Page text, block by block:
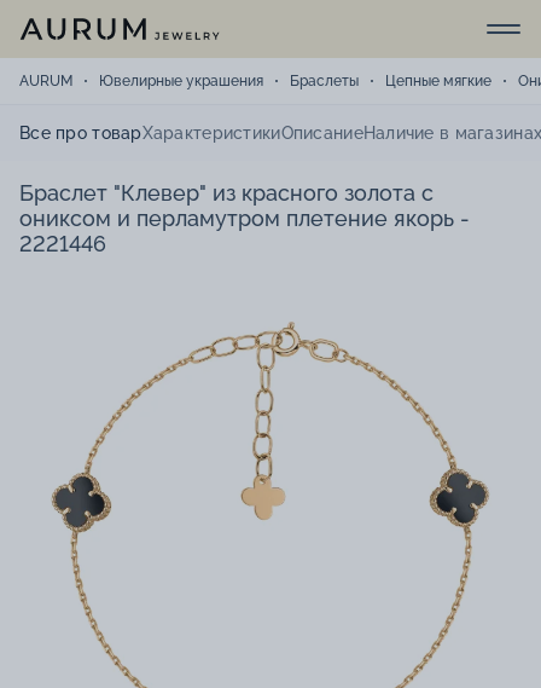
AURUM Ювелирные украшения Браслеты Цепные мягкие
Все про товарХарактеристикиОписаниеНаличие в
Браслет "Клевер" из красного золота с
ониксом и перламутром плетение якорь -
2221446